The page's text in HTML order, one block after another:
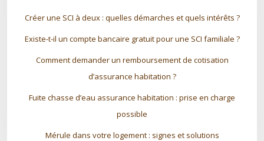
Créer une SCI à deux : quelles démarches et quels intérêts ?
Existe-t-il un compte bancaire gratuit pour une SCI familiale ?
Comment demander un remboursement de cotisation
d’assurance habitation ?
Fuite chasse d’eau assurance habitation : prise en charge
possible
Mérule dans votre logement : signes et solutions